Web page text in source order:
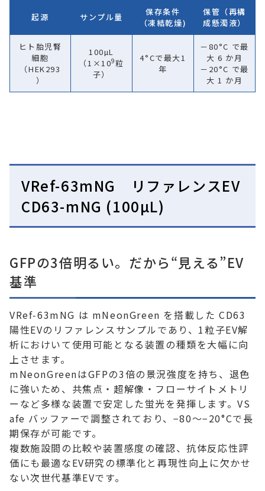
起源 サンプル量
保存条件
（凍結乾燥)
保管（再構
成懸濁液）
ヒト胎児腎
細胞
（HEK293
）
100µL
（1×109粒
子）
4°Cで最大1
年
－80°C で最
大 6 か月
－20°C で最
大 1 か月
VRef-63mNG リファレンスEV
CD63-mNG (100µL)
GFPの3倍明るい。だから“見える”EV
基準
VRef‑63mNG は mNeonGreen を搭載した CD63
陽性EVのリファレンスサンプルであり、1粒子EV解
析におけいて使用可能となる装置の種類を大幅に向
上させます。
mNeonGreenはGFPの3倍の景況強度を持ち、退色
に強いため、共焦点・超解像・フローサイトメトリ
ーなど多様な装置で安定した蛍光を発揮します。VS
afe バッファーで調整されており、−80〜−20°Cで長
期保存が可能です。
複数施設間の比較や装置感度の確認、抗体反応性評
価にも最適なEV研究の標準化と再現性向上に欠かせ
ない次世代基準EVです。